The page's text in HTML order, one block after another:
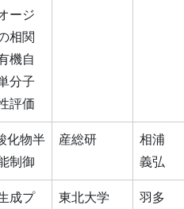
ージ
相関
機自
分子
評価
化物半
制御
産総研
相浦
義弘
成プ
東北大学
羽多